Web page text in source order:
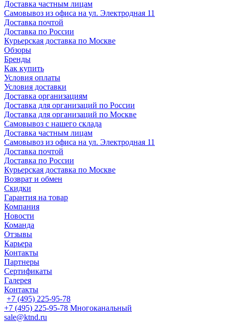
Доставка частным лицам
Самовывоз из офиса на ул. Электродная 11
Доставка почтой
Доставка по России
Курьерская доставка по Москве
Обзоры
Бренды
Как купить
Условия оплаты
Условия доставки
Доставка организациям
Доставка для организаций по России
Доставка для организаций по Москве
Самовывоз с нашего склада
Доставка частным лицам
Самовывоз из офиса на ул. Электродная 11
Доставка почтой
Доставка по России
Курьерская доставка по Москве
Возврат и обмен
Скидки
Гарантия на товар
Компания
Новости
Команда
Отзывы
Карьера
Контакты
Партнеры
Сертификаты
Галерея
Контакты
+7 (495) 225-95-78
+7 (495) 225-95-78 Многоканальный
sale@ktnd.ru